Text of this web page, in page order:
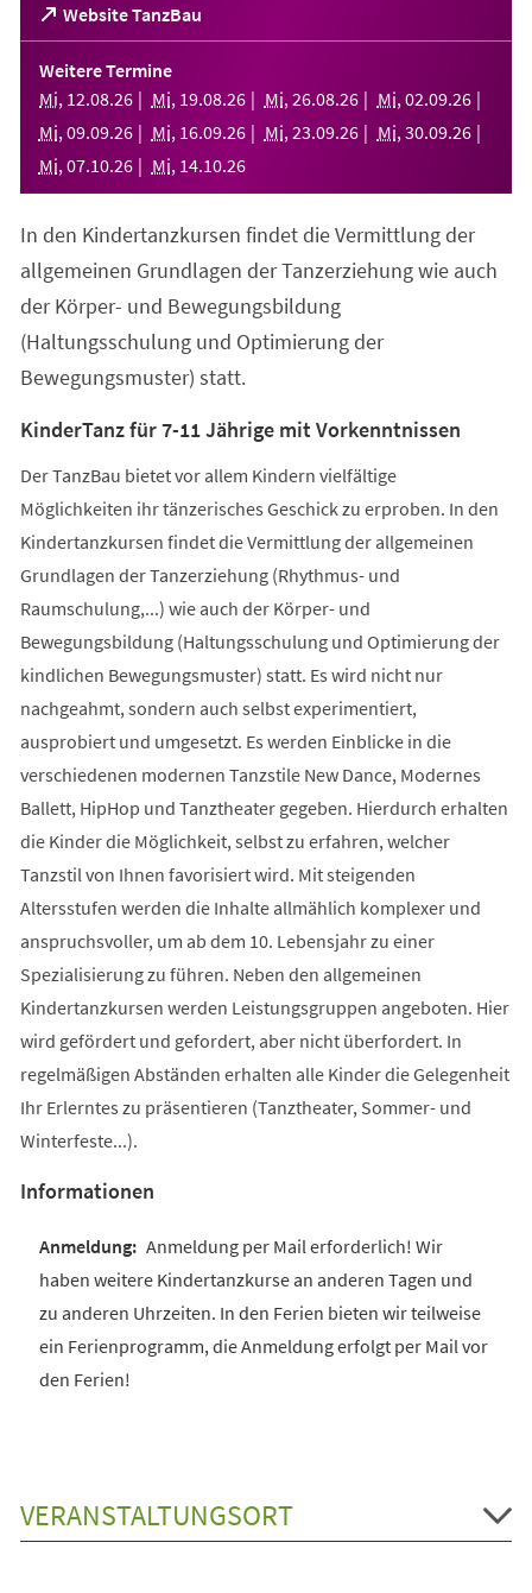
Website TanzBau
(Öffnet
in
einem
neuen
Tab)
Weitere Termine
Mi, 12.08.26 Mi, 19.08.26 Mi, 26.08.26 Mi, 02.09.26
Mi, 09.09.26 Mi, 16.09.26 Mi, 23.09.26 Mi, 30.09.26
Mi, 07.10.26 Mi, 14.10.26
In den Kindertanzkursen findet die Vermittlung der
allgemeinen Grundlagen der Tanzerziehung wie auch
der Körper- und Bewegungsbildung
(Haltungsschulung und Optimierung der
Bewegungsmuster) statt.
KinderTanz für 7-11 Jährige mit Vorkenntnissen
Der TanzBau bietet vor allem Kindern vielfältige
Möglichkeiten ihr tänzerisches Geschick zu erproben. In den
Kindertanzkursen findet die Vermittlung der allgemeinen
Grundlagen der Tanzerziehung (Rhythmus- und
Raumschulung,...) wie auch der Körper- und
Bewegungsbildung (Haltungsschulung und Optimierung der
kindlichen Bewegungsmuster) statt. Es wird nicht nur
nachgeahmt, sondern auch selbst experimentiert,
ausprobiert und umgesetzt. Es werden Einblicke in die
verschiedenen modernen Tanzstile New Dance, Modernes
Ballett, HipHop und Tanztheater gegeben. Hierdurch erhalten
die Kinder die Möglichkeit, selbst zu erfahren, welcher
Tanzstil von Ihnen favorisiert wird. Mit steigenden
Altersstufen werden die Inhalte allmählich komplexer und
anspruchsvoller, um ab dem 10. Lebensjahr zu einer
Spezialisierung zu führen. Neben den allgemeinen
Kindertanzkursen werden Leistungsgruppen angeboten. Hier
wird gefördert und gefordert, aber nicht überfordert. In
regelmäßigen Abständen erhalten alle Kinder die Gelegenheit
Ihr Erlerntes zu präsentieren (Tanztheater, Sommer- und
Winterfeste...).
Informationen
Anmeldung per Mail erforderlich! Wir
haben weitere Kindertanzkurse an anderen Tagen und
zu anderen Uhrzeiten. In den Ferien bieten wir teilweise
ein Ferienprogramm, die Anmeldung erfolgt per Mail vor
den Ferien!
VERANSTALTUNGSORT